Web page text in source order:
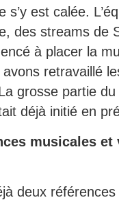
est calée.
des streams de
à placer la
retravaillé
grosse partie du
déjà initié en
musicales
deux